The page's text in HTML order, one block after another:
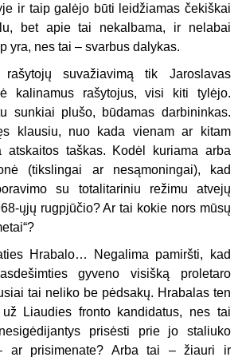
ir taip galėjo būti leidžiamas čekiškai
bet apie tai nekalbama, ir nelabai
yra, nes tai – svarbus dalykas.
suvažiavimą tik Jaroslavas
kalinamus rašytojus, visi kiti tylėjo.
sunkiai plušo, būdamas darbininkas.
klausiu, nuo kada vienam ar kitam
atskaitos taškas. Kodėl kuriama arba
(tikslingai ar nesąmoningai), kad
su totalitariniu režimu atvejų
ųjų rugpjūčio? Ar tai kokie nors mūsų
Hrabalo… Negalima pamiršti, kad
gyveno visišką proletaro
tai neliko be pėdsakų. Hrabalas ten
Liaudies fronto kandidatus, nes tai
prisėsti prie jo staliuko
ar prisimenate? Arba tai – žiauri ir